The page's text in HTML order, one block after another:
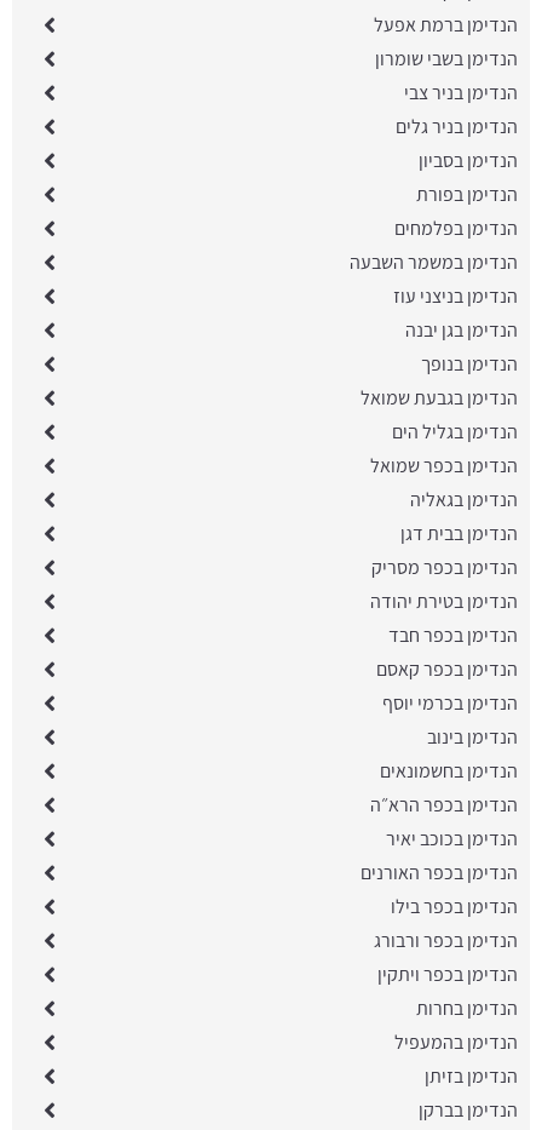
הנדימן ברמת אפעל
הנדימן בשבי שומרון
הנדימן בניר צבי
הנדימן בניר גלים
הנדימן בסביון
הנדימן בפורת
הנדימן בפלמחים
הנדימן במשמר השבעה
הנדימן בניצני עוז
הנדימן בגן יבנה
הנדימן בנופך
הנדימן בגבעת שמואל
הנדימן בגליל הים
הנדימן בכפר שמואל
הנדימן בגאליה
הנדימן בבית דגן
הנדימן בכפר מסריק
הנדימן בטירת יהודה
הנדימן בכפר חבד
הנדימן בכפר קאסם
הנדימן בכרמי יוסף
הנדימן בינוב
הנדימן בחשמונאים
הנדימן בכפר הרא״ה
הנדימן בכוכב יאיר
הנדימן בכפר האורנים
הנדימן בכפר בילו
הנדימן בכפר ורבורג
הנדימן בכפר ויתקין
הנדימן בחרות
הנדימן בהמעפיל
הנדימן בזיתן
הנדימן בברקן